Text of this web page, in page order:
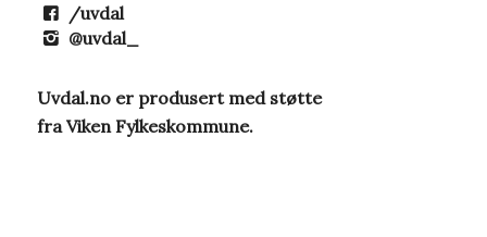
/uvdal
@uvdal_
Uvdal.no er produsert med støtte
fra Viken Fylkeskommune.